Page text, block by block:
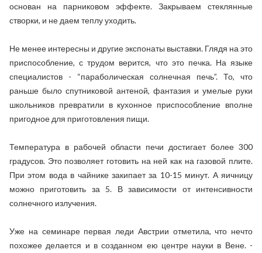
основан на парниковом эффекте. Закрываем стеклянные
створки, и не даем теплу уходить.
Не менее интересны и другие экспонаты выставки. Глядя на это
приспособление, с трудом верится, что это печка. На языке
специалистов - “параболическая солнечная печь”. То, что
раньше было спутниковой антеной, фантазия и умелые руки
школьников превратили в кухонное приспособление вполне
пригодное для приготовления пищи.
Температура в рабочей области печи достигает более 300
градусов. Это позволяет готовить на ней как на газовой плите.
При этом вода в чайнике закипает за 10-15 минут. А яичницу
можно приготовить за 5. В зависимости от интенсивности
солнечного излучения.
Уже на семинаре первая леди Австрии отметила, что нечто
похожее делается и в созданном ею центре науки в Вене. -